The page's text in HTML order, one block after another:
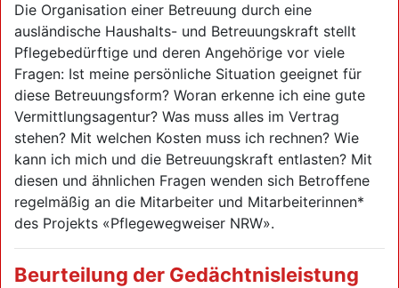
Die Organisation einer Betreuung durch eine
ausländische Haushalts- und Betreuungskraft stellt
Pflegebedürftige und deren Angehörige vor viele
Fragen: Ist meine persönliche Situation geeignet für
diese Betreuungsform? Woran erkenne ich eine gute
Vermittlungsagentur? Was muss alles im Vertrag
stehen? Mit welchen Kosten muss ich rechnen? Wie
kann ich mich und die Betreuungskraft entlasten? Mit
diesen und ähnlichen Fragen wenden sich Betroffene
regelmäßig an die Mitarbeiter und Mitarbeiterinnen*
des Projekts «Pflegewegweiser NRW».
Beurteilung der Gedächtnisleistung